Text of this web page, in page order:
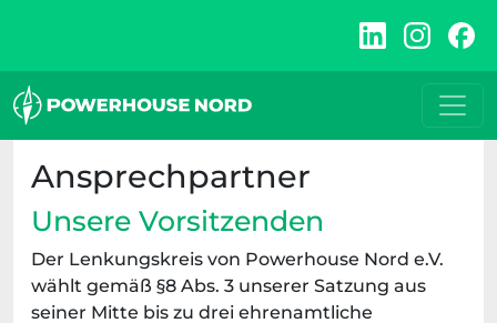
Ansprechpartner
Unsere Vorsitzenden
Der Lenkungskreis von Powerhouse Nord e.V.
wählt gemäß §8 Abs. 3 unserer Satzung aus
seiner Mitte bis zu drei ehrenamtliche